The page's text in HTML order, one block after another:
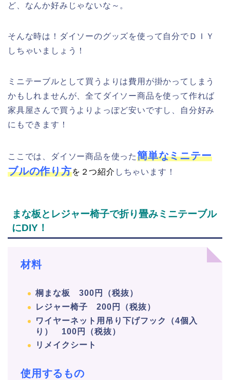
ど、なんか好みじゃないな～。
そんな時は！ダイソーのグッズを使って自分でＤＩＹ
しちゃいましょう！
ミニテーブルとして買うよりは費用が掛かってしまう
かもしれませんが、全てダイソー商品を使って作れば
家具屋さんで買うよりよっぽど安いですし、自分好み
にもできます！
ここでは、ダイソー商品を使った簡単なミニテー
ブルの作り方を２つ紹介 しちゃいます！
まな板とレジャー椅子で折り畳みミニテーブル
にDIY！
材料
桐まな板 300円（税抜）
レジャー椅子 200円（税抜）
ワイヤーネット用吊り下げフック（4個入
り） 100円（税抜）
リメイクシート
使用するもの